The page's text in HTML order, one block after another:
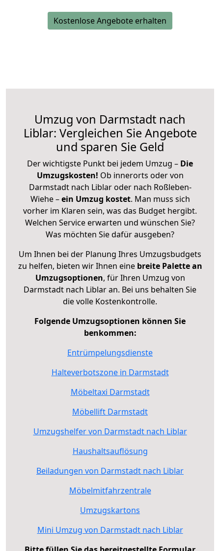
Kostenlose Angebote erhalten
Umzug von Darmstadt nach
Liblar: Vergleichen Sie Angebote
und sparen Sie Geld
Der wichtigste Punkt bei jedem Umzug – Die
Umzugskosten! Ob innerorts oder von
Darmstadt nach Liblar oder nach Roßleben-
Wiehe –ein Umzug kostet. Man muss sich
vorher im Klaren sein, was das Budget hergibt.
Welchen Service erwarten und wünschen Sie?
Was möchten Sie dafür ausgeben?
Um Ihnen bei der Planung Ihres Umzugsbudgets
zu helfen, bieten wir Ihnen eine breite Palette an
Umzugsoptionen, für Ihren Umzug von
Darmstadt nach Liblar an. Bei uns behalten Sie
die volle Kostenkontrolle.
Folgende Umzugsoptionen können Sie
benkommen:
Entrümpelungsdienste
Halteverbotszone in Darmstadt
Möbeltaxi Darmstadt
Möbellift Darmstadt
Umzugshelfer von Darmstadt nach Liblar
Haushaltsauflösung
Beiladungen von Darmstadt nach Liblar
Möbelmitfahrzentrale
Umzugskartons
Mini Umzug von Darmstadt nach Liblar